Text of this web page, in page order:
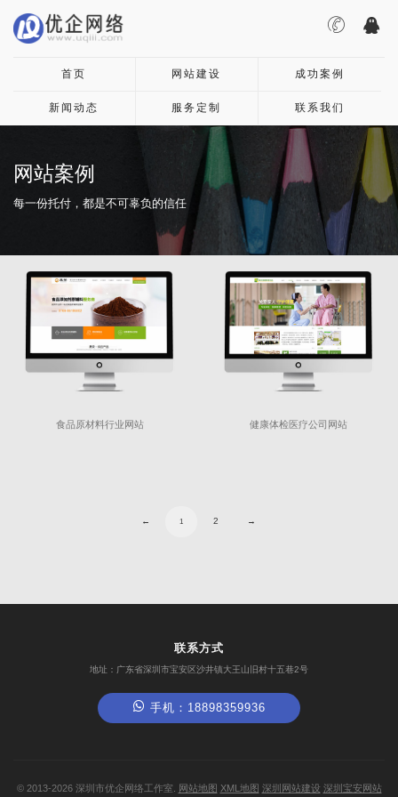
首页 网站建设 成功案例
新闻动态 服务定制 联系我们
网站案例
每一份托付，都是不可辜负的信任
食品原材料行业网站 健康体检医疗公司网站
← 1 2 →
联系方式
地址：广东省深圳市宝安区沙井镇大王山旧村十五巷2号
手机：18898359936
© 2013-2026深圳市优企网络工作室. 网站地图 XML地图 深圳网站建设 深圳宝安网站